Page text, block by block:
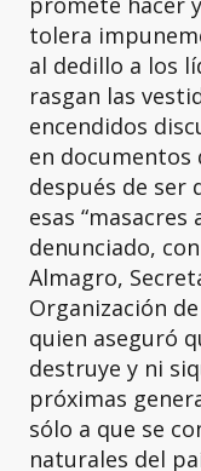
tolera
al dedillo a los
rasgan las
encendidos
en documentos
después de ser
esas
denunciado,
Almagro,
Organización
quien aseguró
destruye y ni
próximas
sólo a que se
naturales del